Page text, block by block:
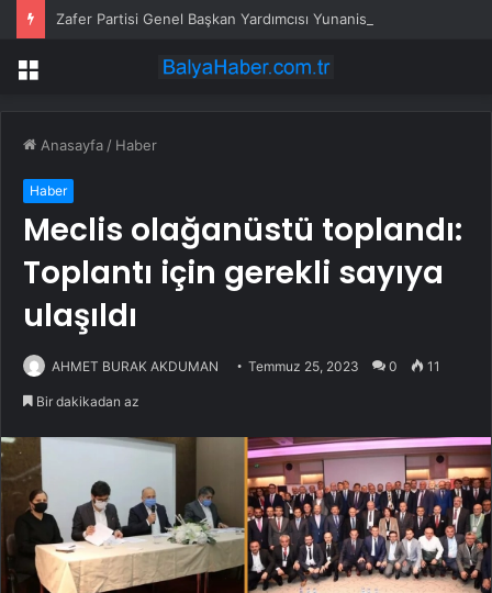
Menü
Anasayfa / Haber
Haber
Meclis olağanüstü toplandı:
Toplantı için gerekli sayıya
ulaşıldı
AHMET BURAK AKDUMAN Temmuz 25, 2023 0 11
Bir dakikadan az